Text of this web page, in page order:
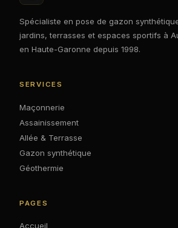
Spécialiste en pose de gazon
jardins, terrasses et espaces sportifs à
en Haute-Garonne depuis 1998.
SERVICES
Maçonnerie
Assainissement
Allée & Terrasse
Gazon synthétique
Géothermie
PAGES
Accueil